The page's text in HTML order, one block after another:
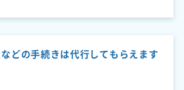
どの手続きは代行してもらえます